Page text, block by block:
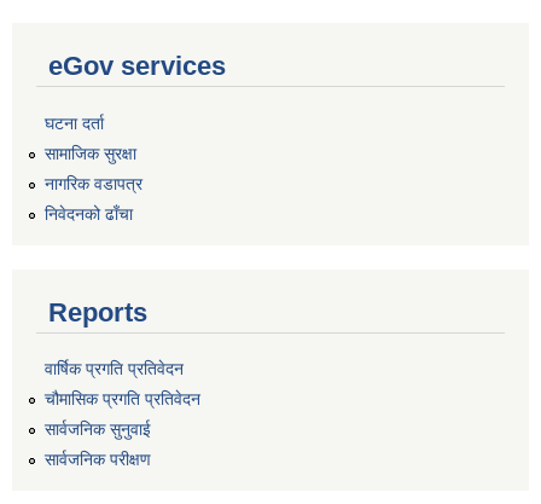
eGov services
घटना दर्ता
सामाजिक सुरक्षा
नागरिक वडापत्र
निवेदनको ढाँचा
Reports
वार्षिक प्रगति प्रतिवेदन
चौमासिक प्रगति प्रतिवेदन
सार्वजनिक सुनुवाई
सार्वजनिक परीक्षण